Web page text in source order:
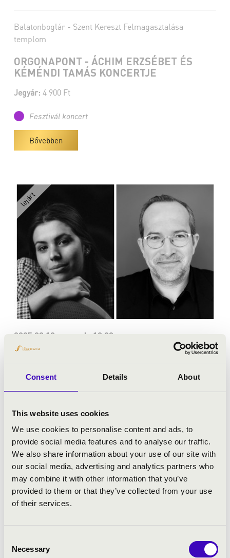
Consent Details About
This website uses cookies
We use cookies to personalise content and ads, to
provide social media features and to analyse our traffic.
We also share information about your use of our site with
our social media, advertising and analytics partners who
may combine it with other information that you’ve
provided to them or that they’ve collected from your use
of their services.
Selection
Necessary
Balatonboglár - Szent Kereszt Felmagasztalása
templom
ORGONAPONT - ÁCHIM ERZSÉBET ÉS
KÉMÉNDI TAMÁS KONCERTJE
Jegyár: 4 900 Ft
Fesztivál koncert
Bővebben
2025.08.13. - szerda 19:30
ORGONAPONT - GESZTESI-TÓTH LÁSZLÓ
Fesztivál koncert
Bővebben